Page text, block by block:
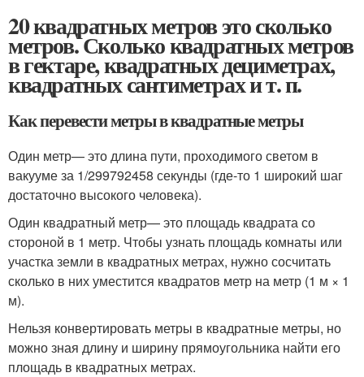
20 квадратных метров это сколько
метров. Сколько квадратных метров
в гектаре, квадратных дециметрах,
квадратных сантиметрах и т. п.
Как перевести метры в квадратные метры
Один метр— это длина пути, проходимого светом в
вакууме за 1/299792458 секунды (где-то 1 широкий шаг
достаточно высокого человека).
Один квадратный метр— это площадь квадрата со
стороной в 1 метр. Чтобы узнать площадь комнаты или
участка земли в квадратных метрах, нужно сосчитать
сколько в них уместится квадратов метр на метр (1 м × 1
м).
Нельзя конвертировать метры в квадратные метры, но
можно зная длину и ширину прямоугольника найти его
площадь в квадратных метрах.